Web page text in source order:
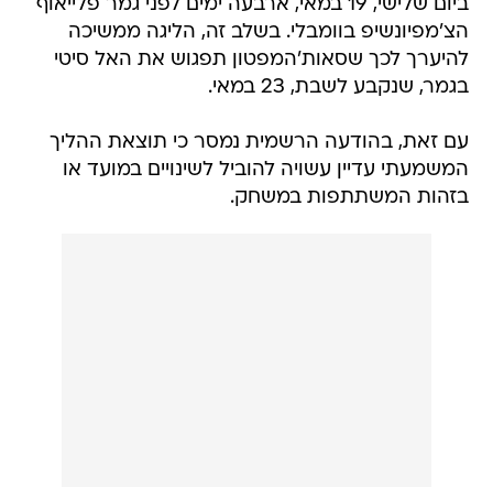
ביום שלישי, 19 במאי, ארבעה ימים לפני גמר פלייאוף
הצ'מפיונשיפ בוומבלי. בשלב זה, הליגה ממשיכה
להיערך לכך שסאות'המפטון תפגוש את האל סיטי
בגמר, שנקבע לשבת, 23 במאי.
עם זאת, בהודעה הרשמית נמסר כי תוצאת ההליך
המשמעתי עדיין עשויה להוביל לשינויים במועד או
בזהות המשתתפות במשחק.